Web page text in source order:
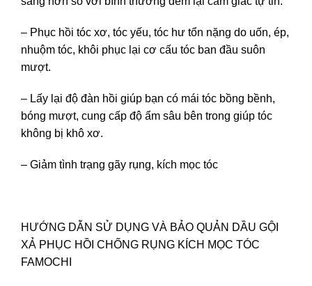
– Phục hồi tóc xơ, tóc yếu, tóc hư tổn nặng do uốn, ép,
nhuộm tóc, khôi phục lại cơ cấu tóc ban đầu suôn
mượt.
– Lấy lại độ đàn hồi giúp bạn có mái tóc bồng bềnh,
bóng mượt, cung cấp độ ẩm sâu bên trong giúp tóc
không bị khô xơ.
– Giảm tình trạng gãy rụng, kích mọc tóc
HƯỚNG DẪN SỬ DỤNG VÀ BẢO QUẢN DẦU GỘI
XẢ PHỤC HỒI CHỐNG RỤNG KÍCH MỌC TÓC
FAMOCHI